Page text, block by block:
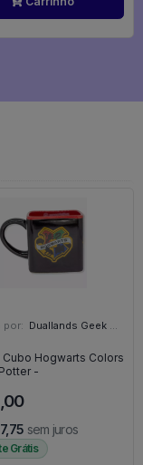
por: Duallands Geek Store - RS
Cubo Hogwarts Colors
-
sem juros
Grátis